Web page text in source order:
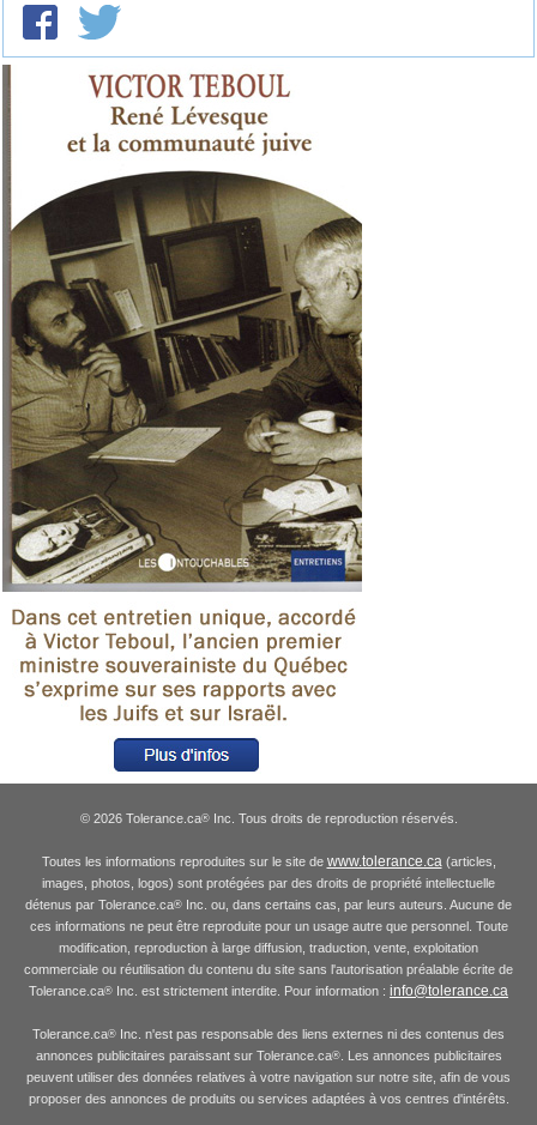
© 2026 Tolerance.ca®Inc. Tous droits de reproduction réservés.
Toutes les informations reproduites sur le site de www.tolerance.ca (articles,
images, photos, logos) sont protégées par des droits de propriété intellectuelle
détenus par Tolerance.ca® Inc. ou, dans certains cas, par leurs auteurs. Aucune de
ces informations ne peut être reproduite pour un usage autre que personnel. Toute
modification, reproduction à large diffusion, traduction, vente, exploitation
commerciale ou réutilisation du contenu du site sans l'autorisation préalable écrite de
Tolerance.ca® Inc. est strictement interdite. Pour information : info@tolerance.ca
Tolerance.ca® Inc. n'est pas responsable des liens externes ni des contenus des
annonces publicitaires paraissant sur Tolerance.ca®. Les annonces publicitaires
peuvent utiliser des données relatives à votre navigation sur notre site, afin de vous
proposer des annonces de produits ou services adaptées à vos centres d'intérêts.